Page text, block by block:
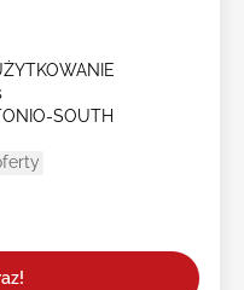
SOUTH